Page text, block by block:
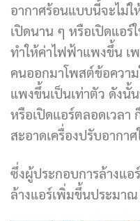
อากาศร้อนแบบนี้จะไม่ใ
เปิดนาน ๆ หรือเปิดแอร์
ทำให้ค่าไฟฟ้าแพงขึ้น เ
คนออกมาโพสต์ข้อความ
แพงขึ้นเป็นเท่าตัว ดังนั้
หรือเปิดแอร์ตลอดเวลา
สะอาดเครื่องปรับอากา
ซึ่งผู้ประกอบการล้างแอ
ล้างแอร์เพิ่มขึ้นประมา